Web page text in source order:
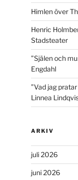
Himlen över
Henric
Stadsteater
”Själen och
Engdahl
”Vad jag
Linnea
ARKIV
juli 2026
juni 2026